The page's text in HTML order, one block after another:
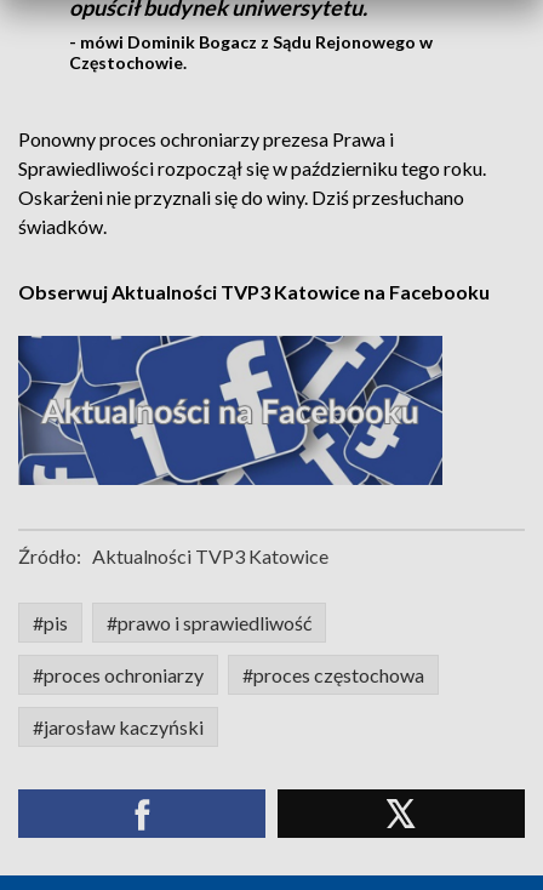
opuścił budynek uniwersytetu.
- mówi Dominik Bogacz z Sądu Rejonowego w
Częstochowie.
Ponowny proces ochroniarzy prezesa Prawa i
Sprawiedliwości rozpoczął się w październiku tego roku.
Oskarżeni nie przyznali się do winy. Dziś przesłuchano
świadków.
Obserwuj Aktualności TVP3 Katowice na Facebooku
Źródło: Aktualności TVP3 Katowice
#pis #prawo i sprawiedliwość
#proces ochroniarzy #proces częstochowa
#jarosław kaczyński